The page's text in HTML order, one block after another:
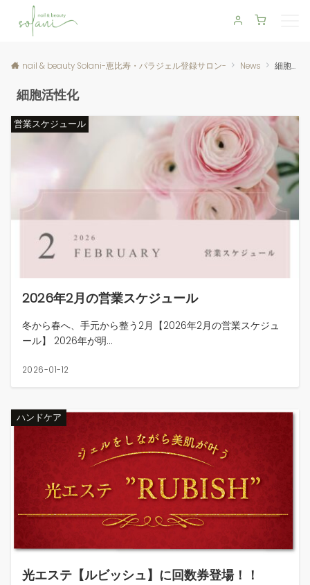
nail & beauty Solani-恵比寿・パラジェル登録サロン- News 細胞活性化
細胞活性化
営業スケジュール
2026年2月の営業スケジュール
冬から春へ、手元から整う2月【2026年2月の営業スケジュ
ール】 2026年が明...
2026-01-12
ハンドケア
光エステ【ルビッシュ】に回数券登場！！